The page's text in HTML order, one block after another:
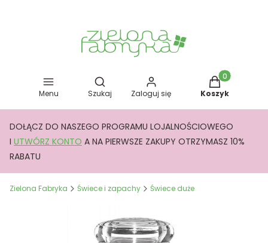
Menu
Otwórz wyszukiwarkę
Szukaj Zaloguj się
Produkty w
Koszyk
DOŁĄCZ DO NASZEGO PROGRAMU LOJALNOŚCIOWEGO
I UTWÓRZ KONTO A NA PIERWSZE ZAKUPY OTRZYMASZ 10%
RABATU
Zielona Fabryka Świece i zapachy Świece duże